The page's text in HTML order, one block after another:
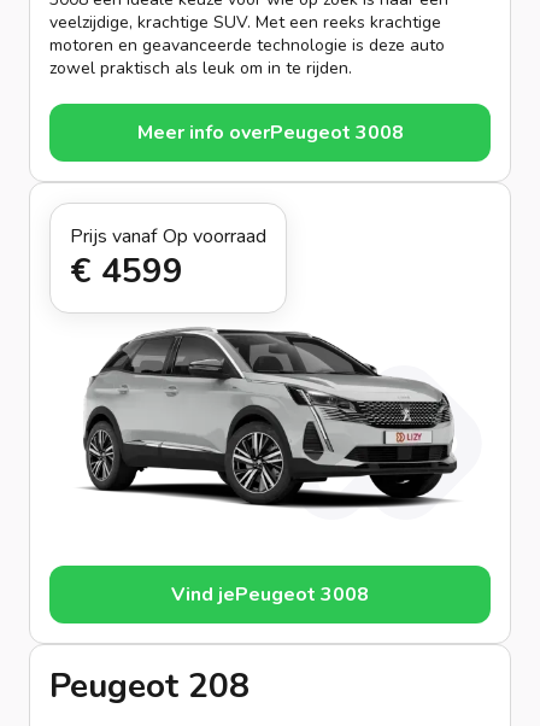
veelzijdige, krachtige SUV. Met een reeks krachtige
motoren en geavanceerde technologie is deze auto
zowel praktisch als leuk om in te rijden.
Meer info overPeugeot 3008
Prijs vanaf
€ 459
Op voorraad
9
Vind jePeugeot 3008
Peugeot 208